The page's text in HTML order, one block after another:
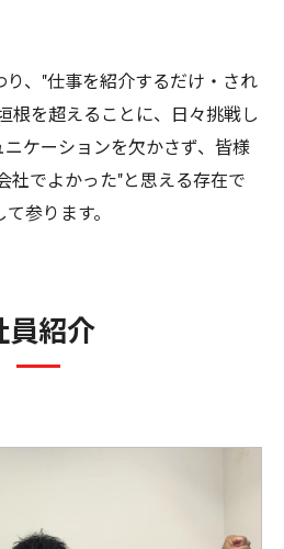
、"仕事を紹介するだけ・され
根を超えることに、日々挑戦し
ケーションを欠かさず、皆様
社でよかった"と思える存在で
参ります。
員紹介